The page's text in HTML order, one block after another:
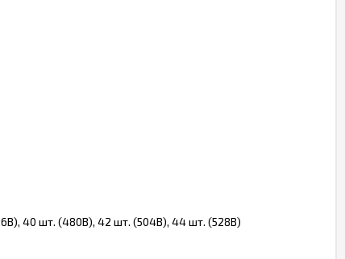
40 шт. (480В), 42 шт. (504В), 44 шт. (528В)